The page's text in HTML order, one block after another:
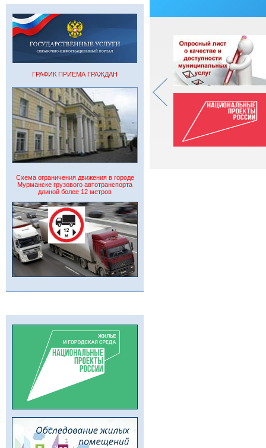
ГРАФИК ПРИЕМА ГРАЖДАН
Схема ограничения движения в городе
Мурманске грузового автотранспорта
длиной более 12 метров